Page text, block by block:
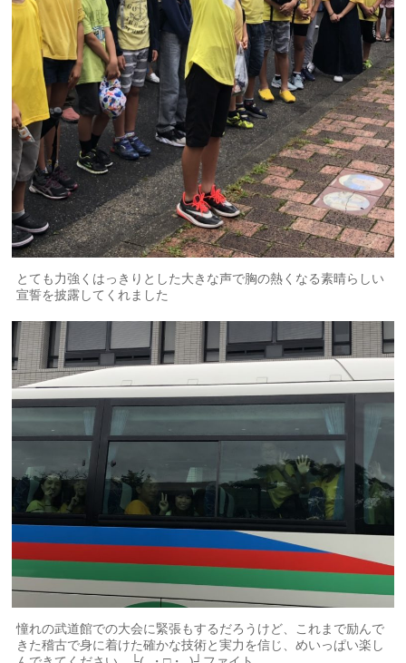
とても力強くはっきりとした大きな声で胸の熱くなる素晴らしい
宣誓を披露してくれました
憧れの武道館での大会に緊張もするだろうけど、これまで励んで
きた稽古で身に着けた確かな技術と実力を信じ、めいっぱい楽し